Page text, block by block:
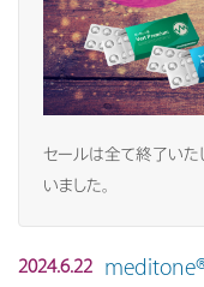
セールは全て終了いた
いました。
2024.6.22
meditone®